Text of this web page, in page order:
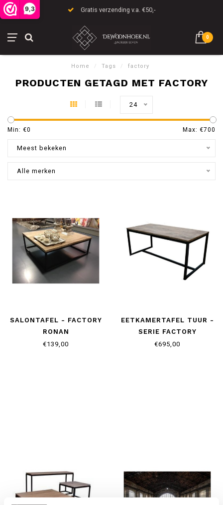
9,3 Gratis verzending v.a. €50,-
0
Home / Tags / factory
PRODUCTEN GETAGD MET FACTORY
24
Min: €0 Max: €700
Meest bekeken
Alle merken
SALONTAFEL - FACTORY
RONAN
€139,00
EETKAMERTAFEL TUUR -
SERIE FACTORY
€695,00